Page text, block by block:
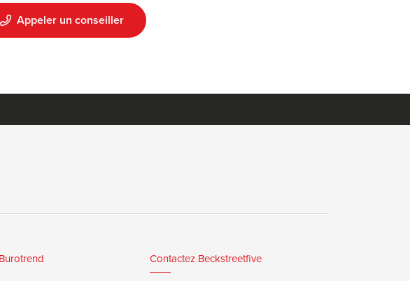
Appeler un conseiller
Contactez Beckstreetfive